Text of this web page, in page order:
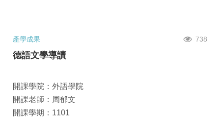
產學成果 738
德語文學導讀
開課學院：外語學院
開課老師：周郁文
開課學期：1101